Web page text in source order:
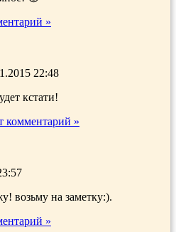
»
22:48
кстати!
комментарий »
возьму на заметку:).
»